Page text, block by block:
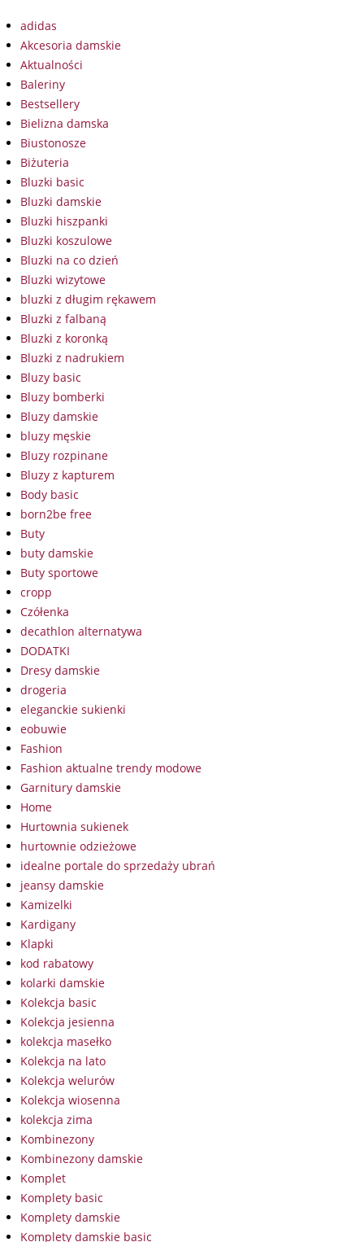
adidas
Akcesoria damskie
Aktualności
Baleriny
Bestsellery
Bielizna damska
Biustonosze
Biżuteria
Bluzki basic
Bluzki damskie
Bluzki hiszpanki
Bluzki koszulowe
Bluzki na co dzień
Bluzki wizytowe
bluzki z długim rękawem
Bluzki z falbaną
Bluzki z koronką
Bluzki z nadrukiem
Bluzy basic
Bluzy bomberki
Bluzy damskie
bluzy męskie
Bluzy rozpinane
Bluzy z kapturem
Body basic
born2be free
Buty
buty damskie
Buty sportowe
cropp
Czółenka
decathlon alternatywa
DODATKI
Dresy damskie
drogeria
eleganckie sukienki
eobuwie
Fashion
Fashion aktualne trendy modowe
Garnitury damskie
Home
Hurtownia sukienek
hurtownie odzieżowe
idealne portale do sprzedaży ubrań
jeansy damskie
Kamizelki
Kardigany
Klapki
kod rabatowy
kolarki damskie
Kolekcja basic
Kolekcja jesienna
kolekcja masełko
Kolekcja na lato
Kolekcja welurów
Kolekcja wiosenna
kolekcja zima
Kombinezony
Kombinezony damskie
Komplet
Komplety basic
Komplety damskie
Komplety damskie basic